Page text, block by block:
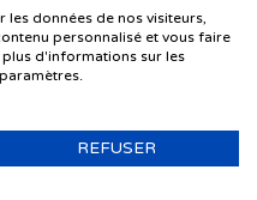
— TOUS DROITS RÉSERVÉS
données de nos visiteurs,
personnalisé et vous faire
d'informations sur les
REFUSER